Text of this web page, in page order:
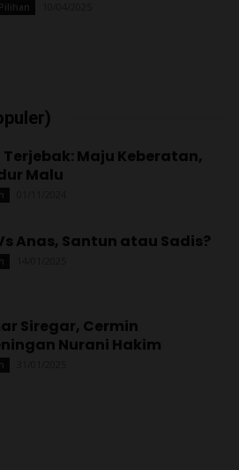
Terjebak: Maju Keberatan,
Malu
Anas, Santun atau Sadis?
Siregar, Cermin
Nurani Hakim